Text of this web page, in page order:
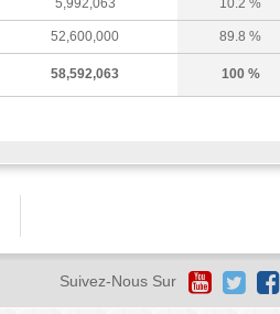
5,992,063 10.2 %
52,600,000 89.8 %
58,592,063 100 %
Suivez-Nous Sur